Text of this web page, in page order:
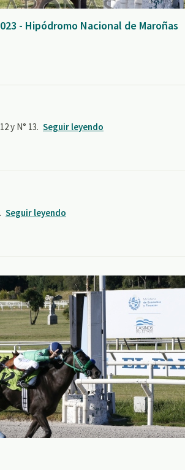
- Hipódromo Nacional de Maroñas
y N° 13. Seguir leyendo
Seguir leyendo